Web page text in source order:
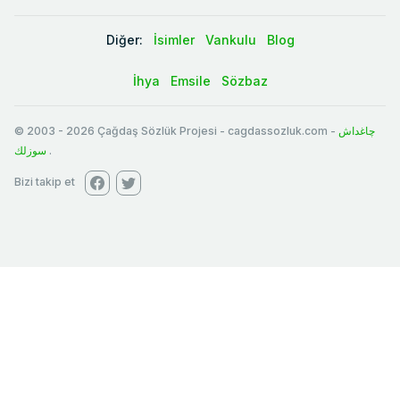
Diğer: İsimler Vankulu Blog
İhya Emsile Sözbaz
© 2003 - 2026 Çağdaş Sözlük Projesi - cagdassozluk.com - چاغداش
سوزلك .
Bizi takip et